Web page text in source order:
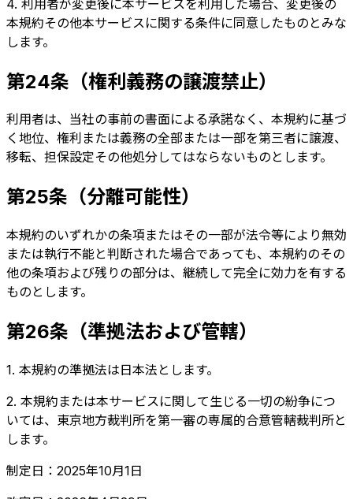
4. 利用者が変更後に本サービスを利用した場合、変更後の
本規約その他本サービスに関する条件に同意したものとみな
します。
第24条（権利義務の譲渡禁止）
利用者は、当社の事前の書面による承諾なく、本規約に基づ
く地位、権利または義務の全部または一部を第三者に譲渡、
移転、担保設定その他処分してはならないものとします。
第25条（分離可能性）
本規約のいずれかの条項またはその一部が法令等により無効
または執行不能と判断された場合であっても、本規約のその
他の条項および残りの部分は、継続して完全に効力を有する
ものとします。
第26条（準拠法および管轄）
1. 本規約の準拠法は日本法とします。
2. 本規約または本サービスに関して生じる一切の紛争につ
いては、東京地方裁判所を第一審の専属的合意管轄裁判所と
します。
制定日：2025年10月1日